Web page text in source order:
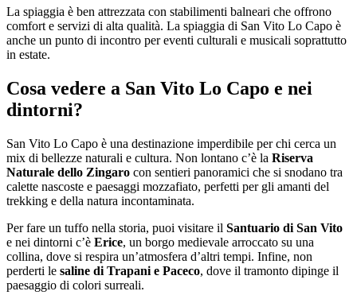
La spiaggia è ben attrezzata con stabilimenti balneari che offrono
comfort e servizi di alta qualità. La spiaggia di San Vito Lo Capo è
anche un punto di incontro per eventi culturali e musicali soprattutto
in estate.
Cosa vedere a San Vito Lo Capo e nei
dintorni?
San Vito Lo Capo è una destinazione imperdibile per chi cerca un
mix di bellezze naturali e cultura. Non lontano c’è la Riserva
Naturale dello Zingaro con sentieri panoramici che si snodano tra
calette nascoste e paesaggi mozzafiato, perfetti per gli amanti del
trekking e della natura incontaminata.
Per fare un tuffo nella storia, puoi visitare il Santuario di San Vito
e nei dintorni c’è Erice, un borgo medievale arroccato su una
collina, dove si respira un’atmosfera d’altri tempi. Infine, non
perderti le saline di Trapani e Paceco, dove il tramonto dipinge il
paesaggio di colori surreali.